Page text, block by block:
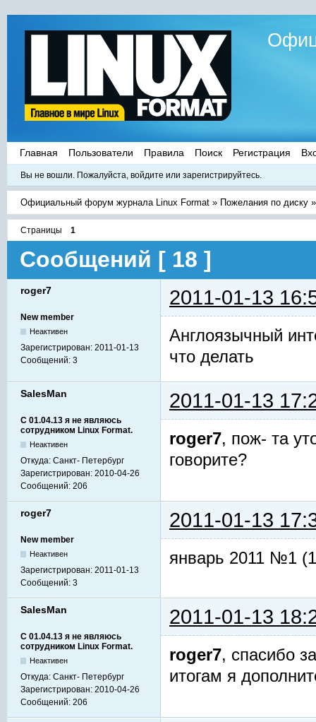
Главная Пользователи Правила Поиск Регистрация
Вы не вошли. Пожалуйста, войдите или зарегистрируйтесь.
Официальный форум журнала Linux Format » Пожелания по диску
Страницы 1
Сообщений [ 18 ]
roger7 2011-01-13
New member
Неактивен
Зарегистрирован: 2011-01-13
Сообщений: 3
Англоязычный
что делать
SalesMan 2011-01-13
С 01.04.13 я не являюсь
сотрудником Linux Format.
Неактивен
Откуда: Санкт- Петербург
Зарегистрирован: 2010-04-26
Сообщений: 206
roger7, пож- та
говорите?
roger7 2011-01-13
New member
Неактивен
Зарегистрирован: 2011-01-13
Сообщений: 3
январь 2011 №1
SalesMan 2011-01-13
С 01.04.13 я не являюсь
сотрудником Linux Format.
Неактивен
Откуда: Санкт- Петербург
Зарегистрирован: 2010-04-26
Сообщений: 206
roger7, спасибо
итогам я